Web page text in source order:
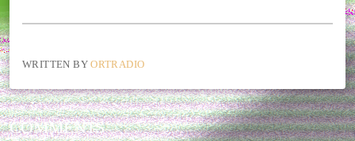
WRITTEN BYORTRADIO
COMMENTS